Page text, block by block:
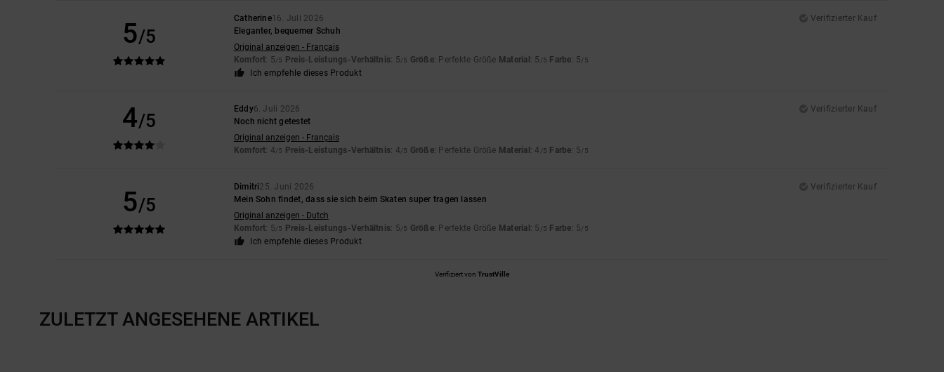
5/5
Catherine16. Juli 2026
Verifizierter Kauf
Eleganter, bequemer Schuh
Original anzeigen - Français
Komfort: 5/5 Preis-Leistungs-Verhältnis: 5/5 Größe: Perfekte Größe Material : 5 /5 Farbe: 5/5
Ich empfehle dieses Produkt
4/5
Eddy6. Juli 2026
Verifizierter Kauf
Noch nicht getestet
Original anzeigen - Français
Komfort: 4/5 Preis-Leistungs-Verhältnis: 4/5 Größe: Perfekte Größe Material : 4 /5 Farbe: 5/5
5/5
Dimitri25. Juni 2026
Verifizierter Kauf
Mein Sohn findet, dass sie sich beim Skaten super tragen lassen
Original anzeigen - Dutch
Komfort: 5/5 Preis-Leistungs-Verhältnis: 5/5 Größe: Perfekte Größe Material : 5 /5 Farbe: 5/5
Ich empfehle dieses Produkt
Verifiziert von TrustVille
ZULETZT ANGESEHENE ARTIKEL